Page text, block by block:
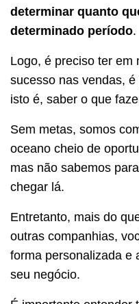
determinar quanto
determinado período.
Logo, é preciso ter em
sucesso nas vendas,
isto é, saber o que
Sem metas, somos
oceano cheio de
mas não sabemos
chegar lá.
Entretanto, mais do
outras companhias,
forma personalizada e
seu negócio.